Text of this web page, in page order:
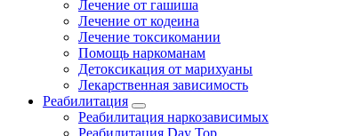
Лечение от гашиша
Лечение от кодеина
Лечение токсикомании
Помощь наркоманам
Детоксикация от марихуаны
Лекарственная зависимость
Реабилитация
Реабилитация наркозависимых
Реабилитация Day Top